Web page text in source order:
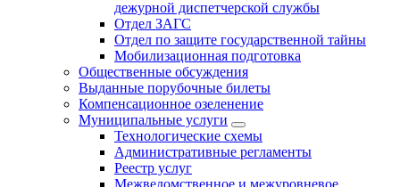
дежурной диспетчерской службы
Отдел ЗАГС
Отдел по защите государственной тайны
Мобилизационная подготовка
Общественные обсуждения
Выданные порубочные билеты
Компенсационное озеленение
Муниципальные услуги
Технологические схемы
Административные регламенты
Реестр услуг